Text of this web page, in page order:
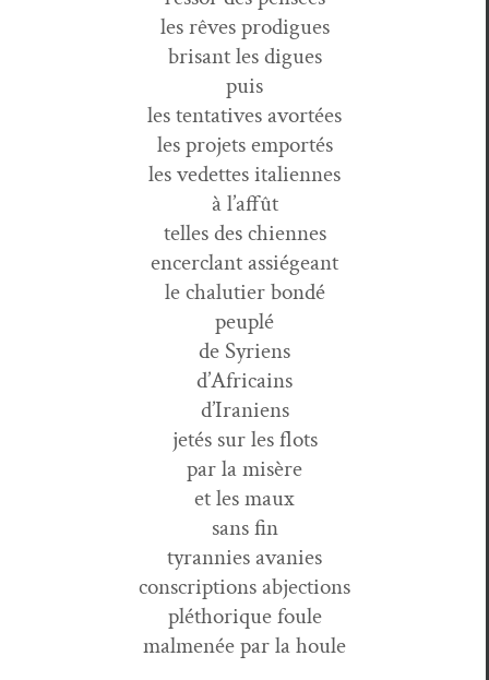
les rêves prodigues
brisant les digues
puis
les ten­ta­tives avortées
les pro­jets emportés
les vedettes italiennes
à l’affût
telles des chiennes
encer­clant assiégeant
le cha­lu­ti­er bondé
peuplé
de Syriens
d’Africains
d’Iraniens
jetés sur les flots
par la misère
et les maux
sans fin
tyran­nies avanies
con­scrip­tions abjections
pléthorique foule
mal­menée par la houle